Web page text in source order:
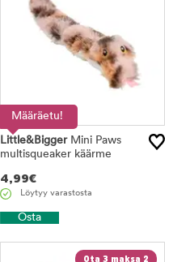
Määräetu!
Little&BiggerMini Paws
multisqueaker käärme
4,99€
Löytyy varastosta
Osta
Ota 3 maksa 2